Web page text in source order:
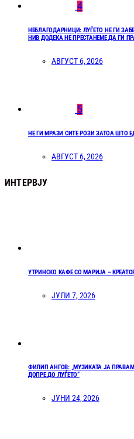
4
НЕБЛАГОДАРНИЦИ: ЛУЃЕТО НЕ ГИ
НИВ ДОДЕКА НЕ ПРЕСТАНЕМЕ ДА ГИ
АВГУСТ 6, 2026
5
НЕ ГИ МРАЗИ СИТЕ РОЗИ ЗАТОА ШТО
АВГУСТ 6, 2026
ИНТЕРВЈУ
УТРИНСКО КАФЕ СО МАРИЈА –
ЈУЛИ 7, 2026
ФИЛИП АНГОВ: „МУЗИКАТА ЈА
ДОПРЕ ДО ЛУЃЕТО“
ЈУНИ 24, 2026